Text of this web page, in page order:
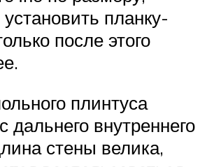
планку-
после этого
плинтуса
дальнего внутреннего
стены велика,